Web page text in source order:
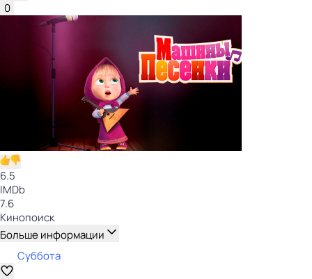
0
6.5
IMDb
7.6
Кинопоиск
Больше информации
Суббота